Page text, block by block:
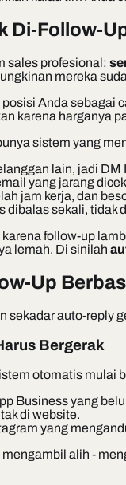
Di-Follow-
sales profesional:
mereka
Anda
karena harganya
sistem yang
lain, jadi
yang jarang
jam kerja, dan
dibalas sekali, tidak
follow-up
lemah. Di sinilah
Up
sekadar auto-reply
Bergerak
otomatis mulai
Business yang
di website.
yang
alih -